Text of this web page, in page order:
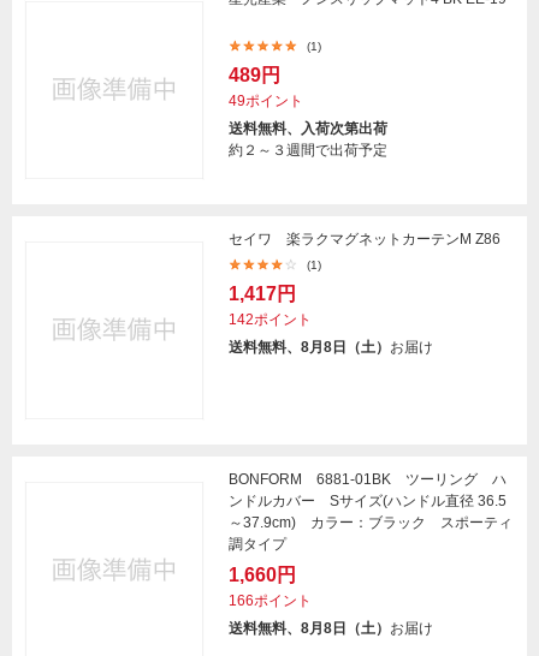
(1)
489円
49ポイント
送料無料、入荷次第出荷
約２～３週間で出荷予定
セイワ 楽ラクマグネットカーテンM Z86
(1)
1,417円
142ポイント
送料無料、8月8日（土） お届け
BONFORM 6881-01BK ツーリング ハ
ンドルカバー Sサイズ(ハンドル直径 36.5
～37.9cm) カラー：ブラック スポーティ
調タイプ
1,660円
166ポイント
送料無料、8月8日（土） お届け